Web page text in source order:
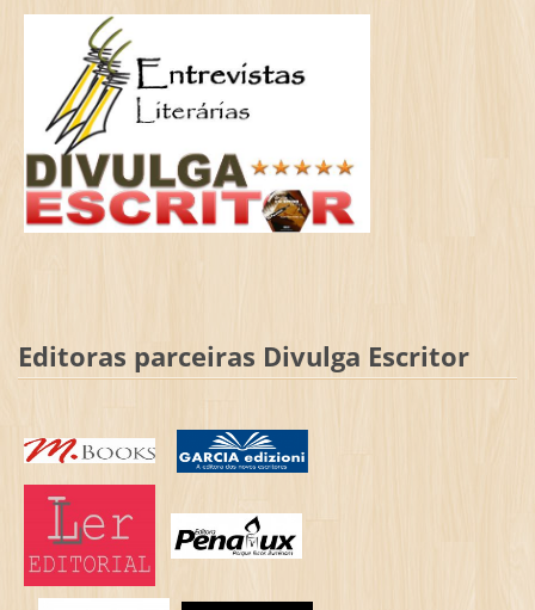
Editoras parceiras Divulga Escritor